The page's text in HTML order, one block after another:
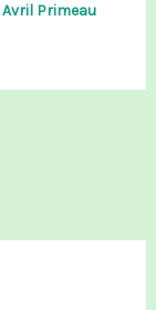
Avril Primeau